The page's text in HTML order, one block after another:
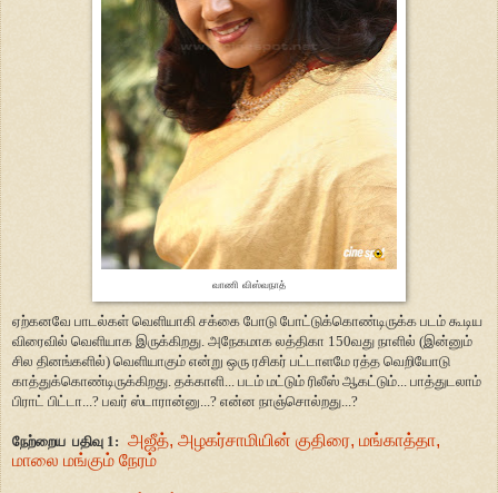
வாணி விஸ்வநாத்
ஏற்கனவே பாடல்கள் வெளியாகி சக்கை போடு போட்டுக்கொண்டிருக்க படம் கூடிய
விரைவில் வெளியாக இருக்கிறது. அநேகமாக லத்திகா 150வது நாளில் (இன்னும்
சில தினங்களில்) வெளியாகும் என்று ஒரு ரசிகர் பட்டாளமே ரத்த வெறியோடு
காத்துக்கொண்டிருக்கிறது. தக்காளி... படம் மட்டும் ரிலீஸ் ஆகட்டும்... பாத்துடலாம்
பிராட் பிட்டா...? பவர் ஸ்டாரான்னு...? என்ன நாஞ்சொல்றது...?
நேற்றைய பதிவு 1: அஜீத், அழகர்சாமியின் குதிரை, மங்காத்தா,
மாலை மங்கும் நேரம்